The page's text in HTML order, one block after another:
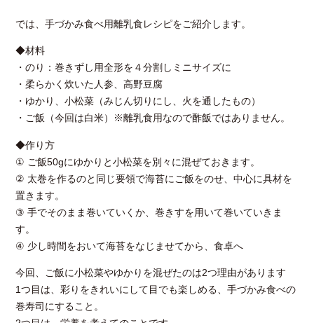
では、手づかみ食べ用離乳食レシピをご紹介します。
◆材料
・のり：巻きずし用全形を４分割しミニサイズに
・柔らかく炊いた人参、高野豆腐
・ゆかり、小松菜（みじん切りにし、火を通したもの）
・ご飯（今回は白米）※離乳食用なので酢飯ではありません。
◆作り方
① ご飯50gにゆかりと小松菜を別々に混ぜておきます。
② 太巻を作るのと同じ要領で海苔にご飯をのせ、中心に具材を
置きます。
③ 手でそのまま巻いていくか、巻きすを用いて巻いていきま
す。
④ 少し時間をおいて海苔をなじませてから、食卓へ
今回、ご飯に小松菜やゆかりを混ぜたのは2つ理由があります
1つ目は、彩りをきれいにして目でも楽しめる、手づかみ食べの
巻寿司にすること。